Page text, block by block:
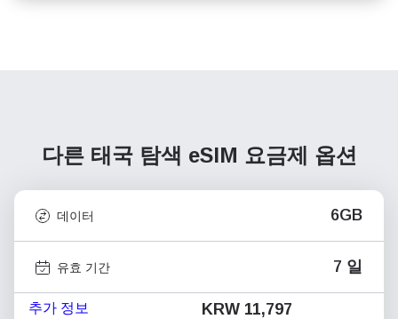
다른 태국 탐색 eSIM 요금제 옵션
데이터 6GB
유효 기간 7 일
추가 정보 KRW 11,797